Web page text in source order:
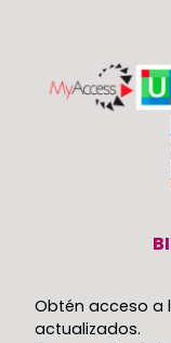
Obtén acceso a
actualizados.